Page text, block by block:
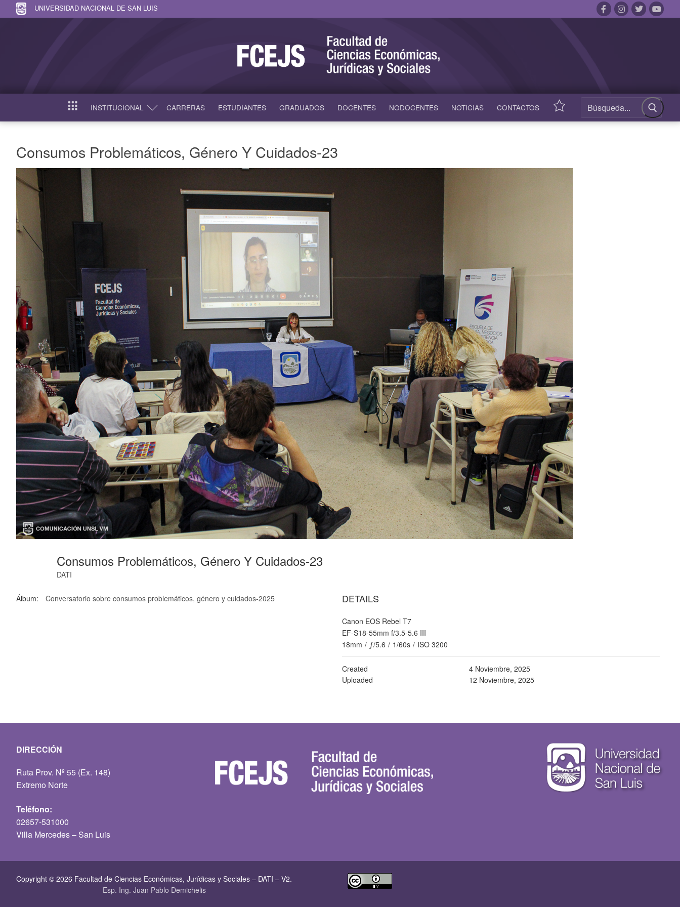
UNIVERSIDAD NACIONAL DE SAN LUIS
INICIO INSTITUCIONAL CARRERAS ESTUDIANTES GRADUADOS DOCENTES NODOCENTES NOTICIAS CONTACTOS ACCESOS
Consumos Problemáticos, Género Y Cuidados-23
Consumos Problemáticos, Género Y Cuidados-23
DATI
Álbum: Conversatorio sobre consumos problemáticos, género y cuidados-2025 DETAILS
Canon EOS Rebel T7
EF-S18-55mm f/3.5-5.6 III
18mm / ƒ/5.6 / 1/60s / ISO 3200
Created
4 Noviembre, 2025
Uploaded
12 Noviembre, 2025
DIRECCIÓN
Ruta Prov. Nº 55 (Ex. 148)
Extremo Norte
Teléfono:
02657-531000
Villa Mercedes – San Luis
Copyright © 2026 Facultad de Ciencias Económicas, Jurí­dicas y Sociales – DATI – V2.
Esp. Ing. Juan Pablo Demichelis